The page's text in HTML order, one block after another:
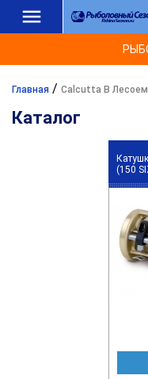
Главная / Calcutta B
Каталог
(150